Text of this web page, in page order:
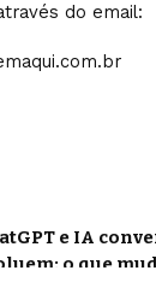
do email:
e IA
o que